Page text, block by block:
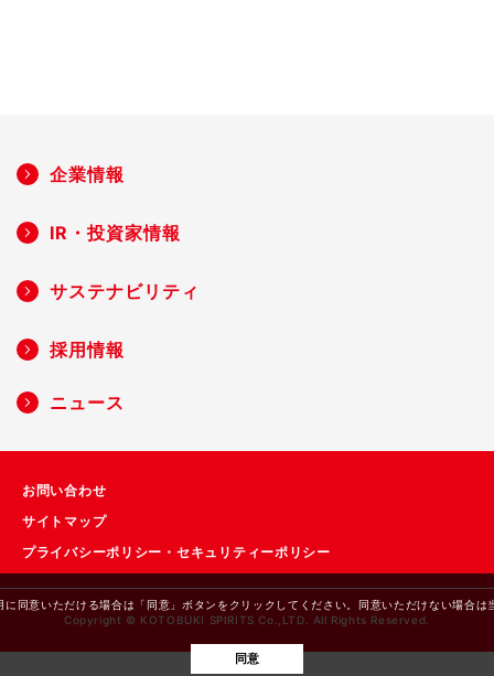
意いただける場合は「同意」ボタンをクリックしてください。同意いただけない場合
同意
企業情報
IR・投資家情報
サステナビリティ
採用情報
ニュース
お問い合わせ
サイトマップ
プライバシーポリシー・セキュリティーポリシー
Copyright © KOTOBUKI SPIRITS Co.,LTD. All Rights Reserved.